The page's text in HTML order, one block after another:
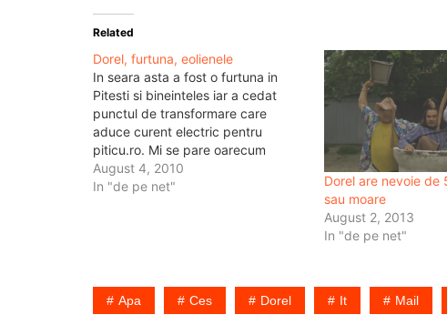
Related
Dorel, furtuna, eolienele
In seara asta a fost o furtuna in
Pitesti si bineinteles iar a cedat
punctul de transformare care
aduce curent electric pentru
piticu.ro. Mi se pare oarecum
normal sa se intample asta, mai
ales ca pe firul ala nu e doar
August 4, 2010
In "de pe net"
Dorel are nevoie de
sau moare
August 2, 2013
In "de pe net"
Apa Ces Dorel It Mail